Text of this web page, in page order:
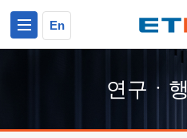
En
연구ㆍ